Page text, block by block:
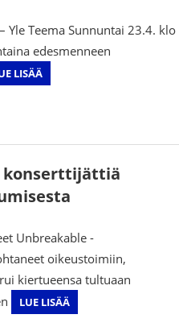
Teema Sunnuntai 23.4. klo
edesmenneen
LISÄÄ
konserttijättiä
Unbreakable -
oikeustoimiin,
kiertueensa tultuaan
LUE LISÄÄ